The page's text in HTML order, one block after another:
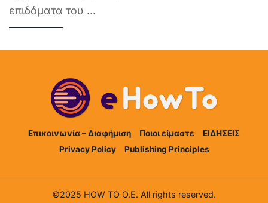
επιδόματα του ...
Επικοινωνία – Διαφήμιση Ποιοι είμαστε
ΕΙΔΗΣΕΙΣ
Privacy Policy
Publishing Principles
©2025 HOW TO Ο.Ε. All rights reserved.